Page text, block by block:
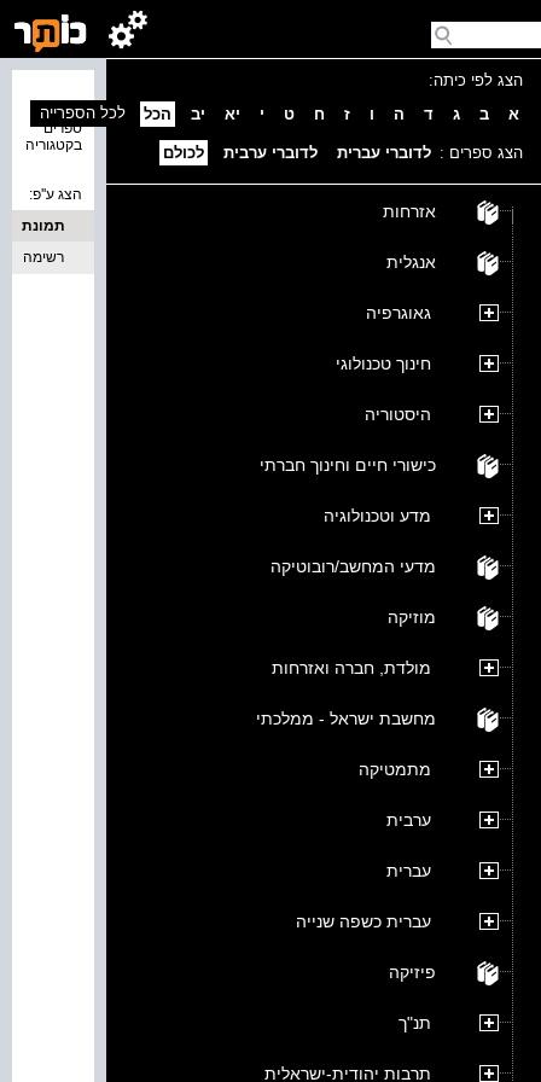
הצג לפי כיתה:
א
ב ג ד ה ו ז ח ט י יא יב הכל
הצג ספרים : לדוברי עברית לדוברי ערבית לכולם
אזרחות
אנגלית
גאוגרפיה
חינוך טכנולוגי
היסטוריה
כישורי חיים וחינוך חברתי
מדע וטכנולוגיה
מדעי המחשב/רובוטיקה
מוזיקה
מולדת, חברה ואזרחות
מחשבת ישראל - ממלכתי
מתמטיקה
ערבית
עברית
עברית כשפה שנייה
פיזיקה
תנ"ך
תרבות יהודית-ישראלית
ספרים
בקטגוריה
לכל הספרייה
הצג ע''פ:
תמונת
כריכה
רשימה